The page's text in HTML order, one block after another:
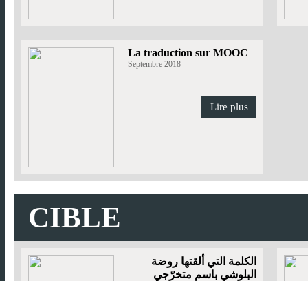
La traduction sur MOOC
Septembre 2018
Lire plus
CIBLE
الكلمة التي ألقتها روضة
البلوشي باسم متخرّجي